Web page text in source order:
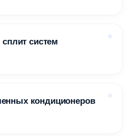
систем
кондиционеров